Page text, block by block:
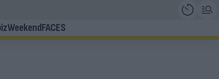
WeekendFACES